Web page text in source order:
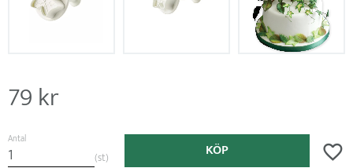
79kr
Antal
st KÖP